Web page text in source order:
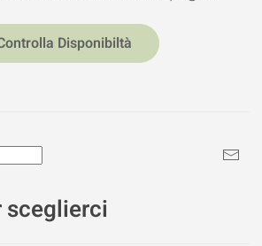
Disponibiltà
sceglierci